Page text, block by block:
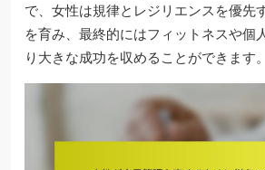
で、女性は規律とレジリエンスを優先
を育み、最終的にはフィットネスや個
り大きな成功を収めることができます。